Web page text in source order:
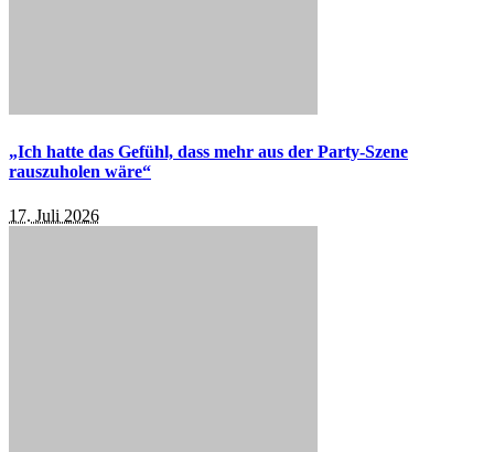
„Ich hatte das Gefühl, dass mehr aus der Party-Szene
rauszuholen wäre“
17. Juli 2026